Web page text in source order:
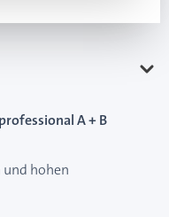
A + B
hohen